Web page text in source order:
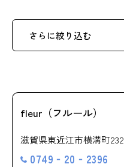
さらに絞り込む
fleur（フルール）
滋賀県東近江市横溝町
0749‐20‐2396